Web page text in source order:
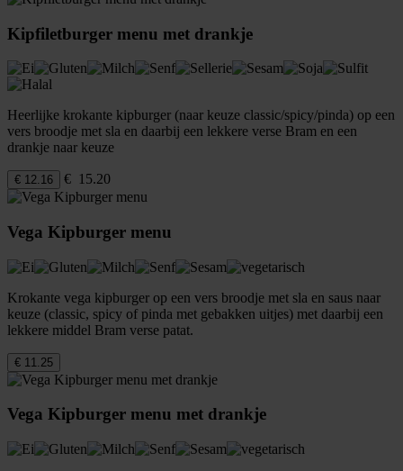
Kipfiletburger menu met drankje
Heerlijke krokante kipburger (naar keuze classic/spicy/pinda) op een
vers broodje met sla en daarbij een lekkere verse Bram en een
drankje naar keuze
€ 12.16 € 15.20
Vega Kipburger menu
Krokante vega kipburger op een vers broodje met sla en saus naar
keuze (classic, spicy of pinda met gebakken uitjes) met daarbij een
lekkere middel Bram verse patat.
€ 11.25
Vega Kipburger menu met drankje